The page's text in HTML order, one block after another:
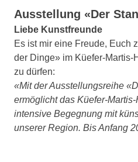
Ausstellung «Der
Liebe Kunstfreunde
Es ist mir eine Freude, Euch
der Dinge» im Küefer-
zu dürfen:
«Mit der Ausstellungsreihe
ermöglicht das Küefer-
intensive Begegnung mit
unserer Region. Bis Anfang